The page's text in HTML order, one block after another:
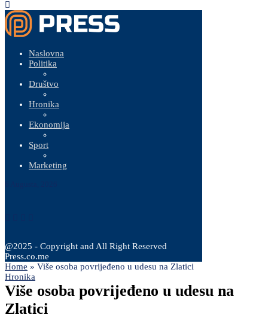
Naslovna
Politika
Društvo
Hronika
Ekonomija
Sport
Marketing
@2025 - Copyright and All Right Reserved
Press.co.me
Home » Više osoba povrijeđeno u udesu na Zlatici
Hronika
Više osoba povrijeđeno u udesu na
Zlatici